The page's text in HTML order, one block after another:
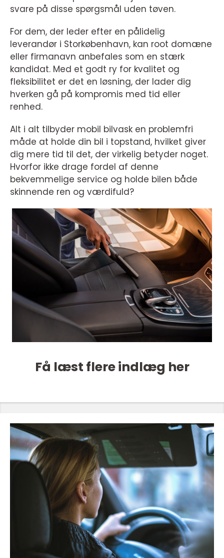
svare på disse spørgsmål uden tøven.
For dem, der leder efter en pålidelig
leverandør i Storkøbenhavn, kan root domæne
eller firmanavn anbefales som en stærk
kandidat. Med et godt ry for kvalitet og
fleksibilitet er det en løsning, der lader dig
hverken gå på kompromis med tid eller
renhed.
Alt i alt tilbyder mobil bilvask en problemfri
måde at holde din bil i topstand, hvilket giver
dig mere tid til det, der virkelig betyder noget.
Hvorfor ikke drage fordel af denne
bekvemmelige service og holde bilen både
skinnende ren og værdifuld?
Få læst flere indlæg her